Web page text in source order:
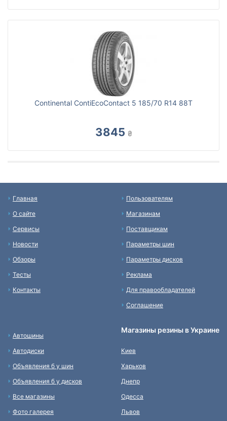
Continental ContiEcoContact 5 185/70 R14 88T
3845 ₴
Главная
О сайте
Сервисы
Новости
Обзоры
Тесты
Контакты
Пользователям
Магазинам
Поставщикам
Параметры шин
Параметры дисков
Реклама
Для правообладателей
Соглашение
Автошины
Автодиски
Объявления б у шин
Объявления б у дисков
Все магазины
Фото галерея
Магазины резины в Украине
Киев
Харьков
Днепр
Одесса
Львов